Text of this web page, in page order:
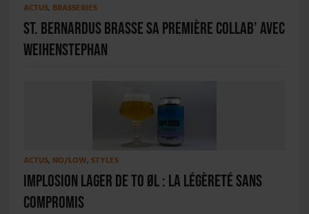
ACTUS, BRASSERIES
St. Bernardus brasse sa première collab’ avec
Weihenstephan
ACTUS, NO/LOW, STYLES
Implosion Lager de To Øl : la légèreté sans
compromis